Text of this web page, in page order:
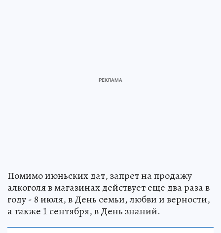
Помимо июньских дат, запрет на продажу
алкоголя в магазинах действует еще два раза в
году - 8 июля, в День семьи, любви и верности,
а также 1 сентября, в День знаний.